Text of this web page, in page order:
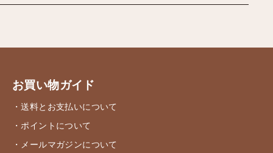
お買い物ガイド
・送料とお支払いについて
・ポイントについて
・メールマガジンについて